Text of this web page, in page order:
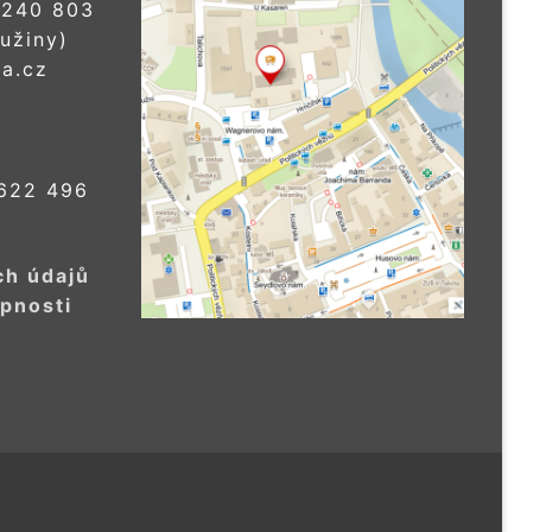
803
496
údajů